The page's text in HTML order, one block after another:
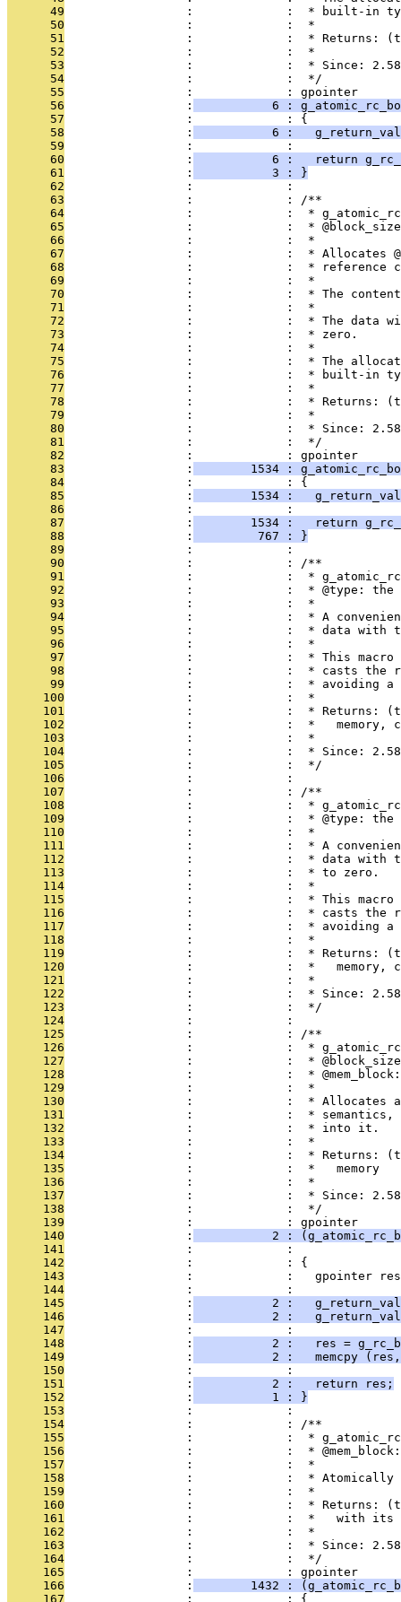
      49
:             :  * built-in
      50
                 :             :  *
      51
:             :  * Returns:
      52
                 :             :  *
      53
                 :             :  * Since: 2.58
      54
                 :             :  */
      55
                 :             : gpointer
      56
                 :
6 :
      57
                 :             : {
      58
                 :
6 :
      59
                 :             :
      60
                 :
6 :   return
      61
                 :
           3 : }
      62
                 :             :
      63
                 :             : /**
      64
:             :  *
      65
:             :  *
      66
                 :             :  *
      67
:             :  * Allocates
      68
:             :  * reference
      69
                 :             :  *
      70
:             :  * The
      71
                 :             :  *
      72
:             :  * The data
      73
                 :             :  * zero.
      74
                 :             :  *
      75
:             :  * The
      76
:             :  * built-in
      77
                 :             :  *
      78
:             :  * Returns:
      79
                 :             :  *
      80
                 :             :  * Since: 2.58
      81
                 :             :  */
      82
                 :             : gpointer
      83
                 :
1534 :
      84
                 :             : {
      85
                 :
1534 :
      86
                 :             :
      87
                 :
1534 :   return
      88
                 :
         767 : }
      89
                 :             :
      90
                 :             : /**
      91
:             :  *
      92
:             :  * @type:
      93
                 :             :  *
      94
:             :  * A
      95
:             :  * data with
      96
                 :             :  *
      97
:             :  * This
      98
:             :  * casts the
      99
:             :  * avoiding a
     100
                 :             :  *
     101
:             :  * Returns:
     102
:             :  *   memory,
     103
                 :             :  *
     104
                 :             :  * Since: 2.58
     105
                 :             :  */
     106
                 :             :
     107
                 :             : /**
     108
:             :  *
     109
:             :  * @type:
     110
                 :             :  *
     111
:             :  * A
     112
:             :  * data with
     113
                 :             :  * to zero.
     114
                 :             :  *
     115
:             :  * This
     116
:             :  * casts the
     117
:             :  * avoiding a
     118
                 :             :  *
     119
:             :  * Returns:
     120
:             :  *   memory,
     121
                 :             :  *
     122
                 :             :  * Since: 2.58
     123
                 :             :  */
     124
                 :             :
     125
                 :             : /**
     126
:             :  *
     127
:             :  *
     128
:             :  *
     129
                 :             :  *
     130
:             :  * Allocates
     131
:             :  *
     132
                 :             :  * into it.
     133
                 :             :  *
     134
:             :  * Returns:
     135
                 :             :  *   memory
     136
                 :             :  *
     137
                 :             :  * Since: 2.58
     138
                 :             :  */
     139
                 :             : gpointer
     140
                 :
2 :
     141
:             :
     142
                 :             : {
     143
:             :   gpointer
     144
                 :             :
     145
                 :
2 :
     146
                 :
2 :
     147
                 :             :
     148
                 :
2 :   res =
     149
                 :
2 :   memcpy
     150
                 :             :
     151
                 :
           2 :   return res;
     152
                 :
           1 : }
     153
                 :             :
     154
                 :             : /**
     155
:             :  *
     156
:             :  *
     157
                 :             :  *
     158
:             :  *
     159
                 :             :  *
     160
:             :  * Returns:
     161
:             :  *   with its
     162
                 :             :  *
     163
                 :             :  * Since: 2.58
     164
                 :             :  */
     165
                 :             : gpointer
     166
                 :
1432 :
     167
                 :             : {